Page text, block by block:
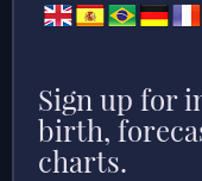
Sign up for
birth,
charts.